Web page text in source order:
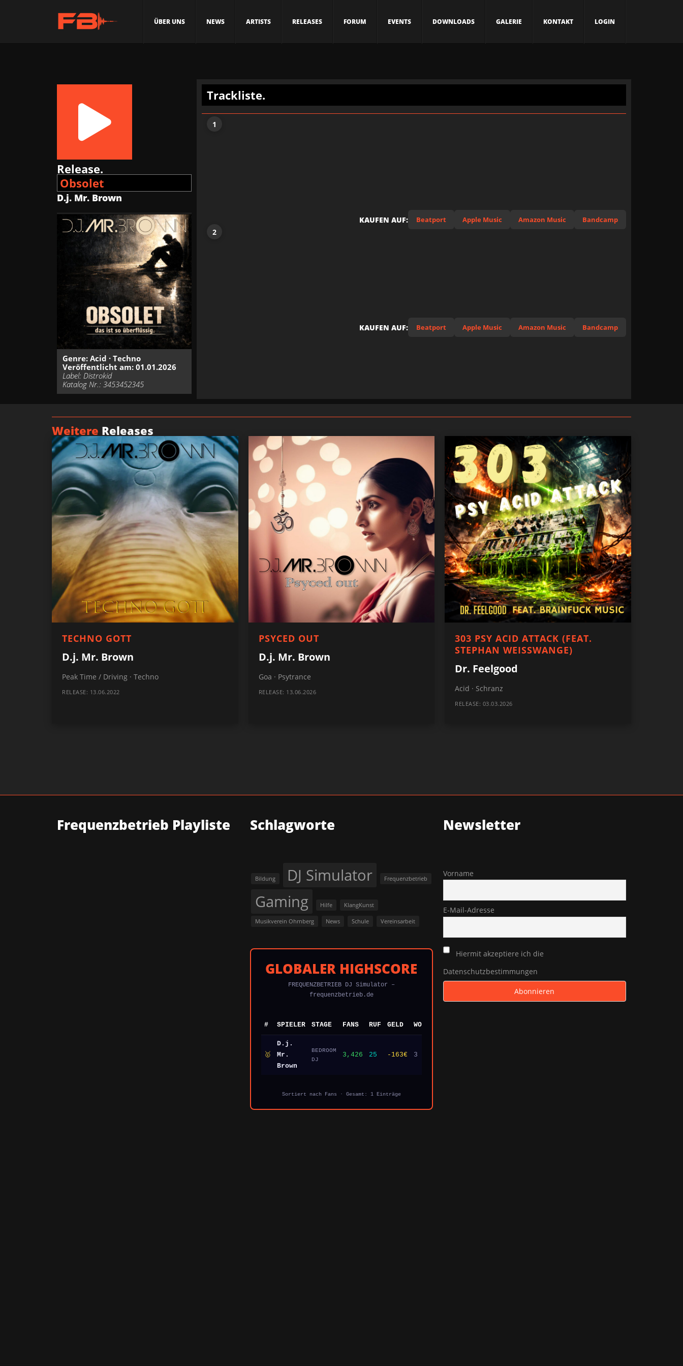
ÜBER UNS NEWS ARTISTS RELEASES FORUM EVENTS DOWNLOADS GALERIE KONTAKT LOGIN
Release.
Obsolet
D.j. Mr. Brown
Genre: Acid · Techno
Veröffentlicht am: 01.01.2026
Label: Distrokid
Katalog Nr.: 3453452345
Trackliste.
KAUFEN AUF: Beatport Apple Music Amazon Music Bandcamp
KAUFEN AUF: Beatport Apple Music Amazon Music Bandcamp
Weitere Releases
TECHNO GOTT
D.j. Mr. Brown
Peak Time / Driving · Techno
RELEASE: 13.06.2022
PSYCED OUT
D.j. Mr. Brown
Goa · Psytrance
RELEASE: 13.06.2026
303 PSY ACID ATTACK (FEAT.
STEPHAN WEISSWANGE)
Dr. Feelgood
Acid · Schranz
RELEASE: 03.03.2026
Frequenzbetrieb Playliste Schlagworte
Bildung DJ Simulator Frequenzbetrieb
Gaming Hilfe KlangKunst
Musikverein Ohrnberg News Schule Vereinsarbeit
GLOBALER HIGHSCORE
FREQUENZBETRIEB DJ Simulator –
frequenzbetrieb.de
# SPIELER STAGE FANS RUF GELD WOCHEN
🥇
D.j.
Mr.
Brown
BEDROOM
DJ
3,426 25 -163€ 3
Sortiert nach Fans · Gesamt: 1 Einträge
Newsletter
Vorname
E-Mail-Adresse
Hiermit akzeptiere ich die
Datenschutzbestimmungen